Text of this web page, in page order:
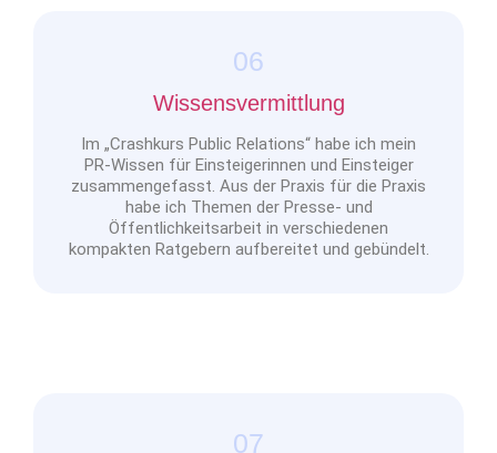
06
Wissensvermittlung
Im „Crashkurs Public Relations“ habe ich mein
PR-Wissen für Einsteigerinnen und Einsteiger
zusammengefasst. Aus der Praxis für die Praxis
habe ich Themen der Presse- und
Öffentlichkeitsarbeit in verschiedenen
kompakten Ratgebern aufbereitet und gebündelt.
07